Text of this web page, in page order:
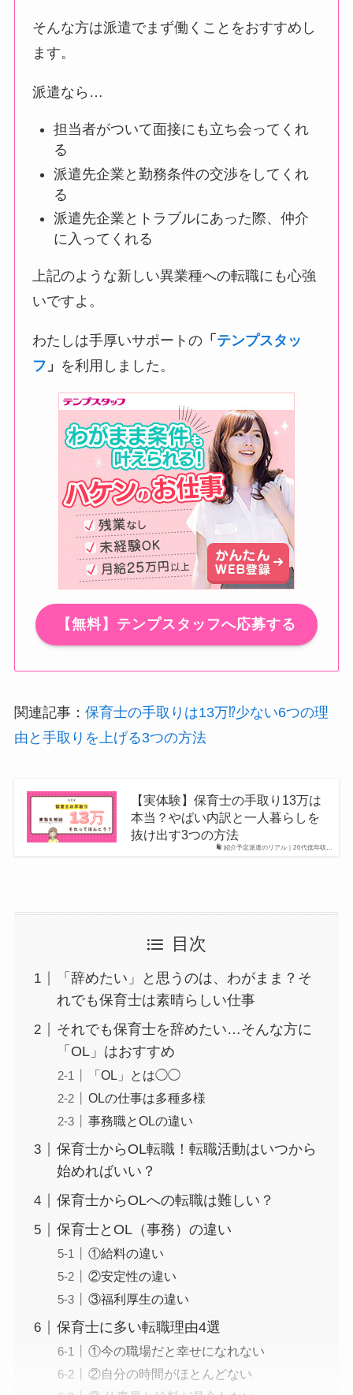
そんな方は派遣でまず働くことをおすすめし
ます。
派遣なら…
担当者がついて面接にも立ち会ってくれ
る
派遣先企業と勤務条件の交渉をしてくれ
る
派遣先企業とトラブルにあった際、仲介
に入ってくれる
上記のような新しい異業種への転職にも心強
いですよ。
わたしは手厚いサポートの 「 テンプスタッ
フ 」 を利用しました。
【無料】テンプスタッフへ応募する
関連記事： 保育士の手取りは13万⁉︎少ない6つの理
由と手取りを上げる3つの方法
紹介予定派遣のリアル｜20代低年収…
【実体験】保育士の手取り13万は
本当？やばい内訳と一人暮らしを
抜け出す3つの方法
目次
「辞めたい」と思うのは、わがまま？そ
れでも保育士は素晴らしい仕事
それでも保育士を辞めたい…そんな方に
「OL」はおすすめ
「OL」とは◯◯
OLの仕事は多種多様
事務職とOLの違い
保育士からOL転職！転職活動はいつから
始めればいい？
保育士からOLへの転職は難しい？
保育士とOL（事務）の違い
①給料の違い
②安定性の違い
③福利厚生の違い
保育士に多い転職理由4選
①今の職場だと幸せになれない
②自分の時間がほとんどない